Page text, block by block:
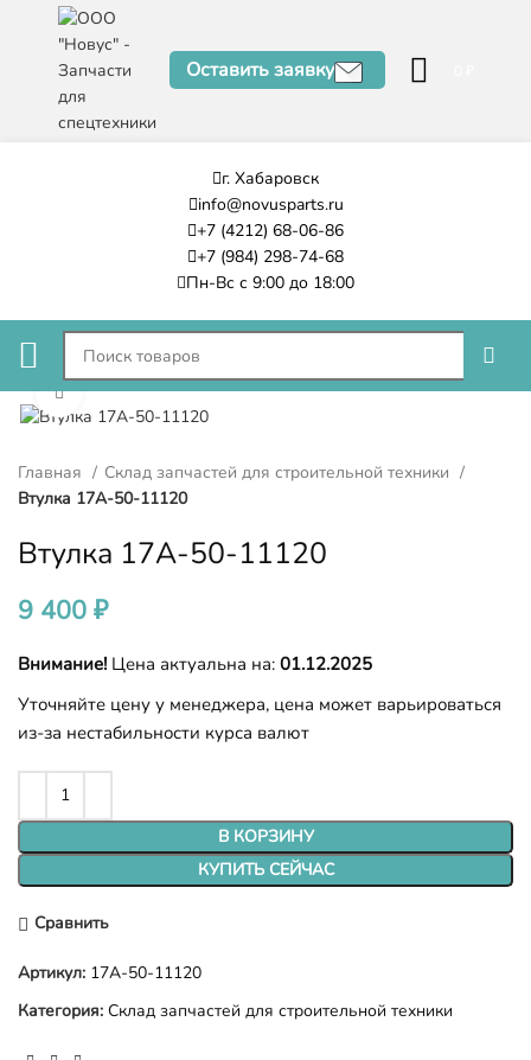
Оставить заявку
г. Хабаровск
info@novusparts.ru
+7 (4212) 68-06-86
+7 (984) 298-74-68
Пн-Вс с 9:00 до 18:00
Нажмите, чтобы увеличить
Главная
Склад запчастей для строительной техники
Втулка 17A-50-11120
Втулка 17A-50-11120
9 400 ₽
Внимание! Цена актуальна на: 01.12.2025
Уточняйте цену у менеджера, цена может варьироваться
из-за нестабильности курса валют
В КОРЗИНУ
КУПИТЬ СЕЙЧАС
Сравнить
Артикул: 17A-50-11120
Категория: Склад запчастей для строительной техники